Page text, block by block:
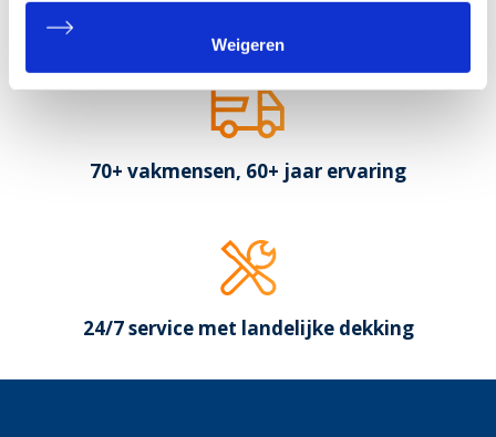
Weigeren
Ervaren adviseurs die écht meedenken
70+ vakmensen, 60+ jaar ervaring
24/7 service met landelijke dekking